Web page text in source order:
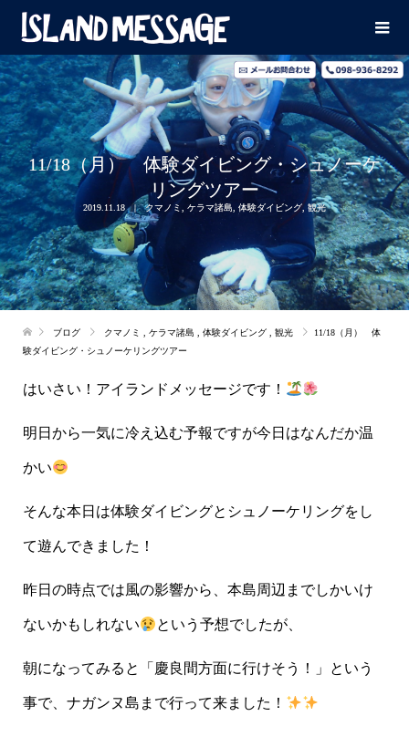
11/18（月） 体験ダイビング・シュノーケ
リングツアー
2019.11.18 クマノミ ケラマ諸島 体験ダイビング, 観光
ブログ クマノミ ケラマ諸島 体験ダイビング 観光
11/18（月） 体
験ダイビング・シュノーケリングツアー
はいさい！アイランドメッセージです！
明日から一気に冷え込む予報ですが今日はなんだか温
かい
そんな本日は体験ダイビングとシュノーケリングをし
て遊んできました！
昨日の時点では風の影響から、本島周辺までしかいけ
ないかもしれない という予想でしたが、
朝になってみると「慶良間方面に行けそう！」という
事で、ナガンヌ島まで行って来ました！